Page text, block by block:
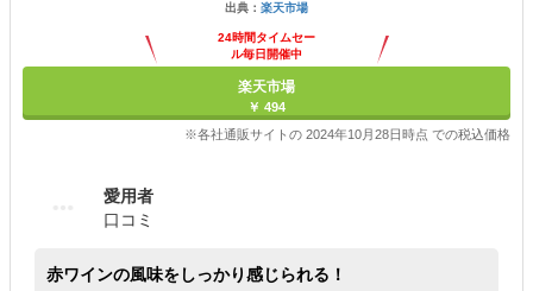
出典： 楽天市場
24時間タイムセー
ル毎日開催中
楽天市場
￥ 494
※各社通販サイトの 2024年10月28日時点 での税込価格
愛用者
口コミ
赤ワインの風味をしっかり感じられる！